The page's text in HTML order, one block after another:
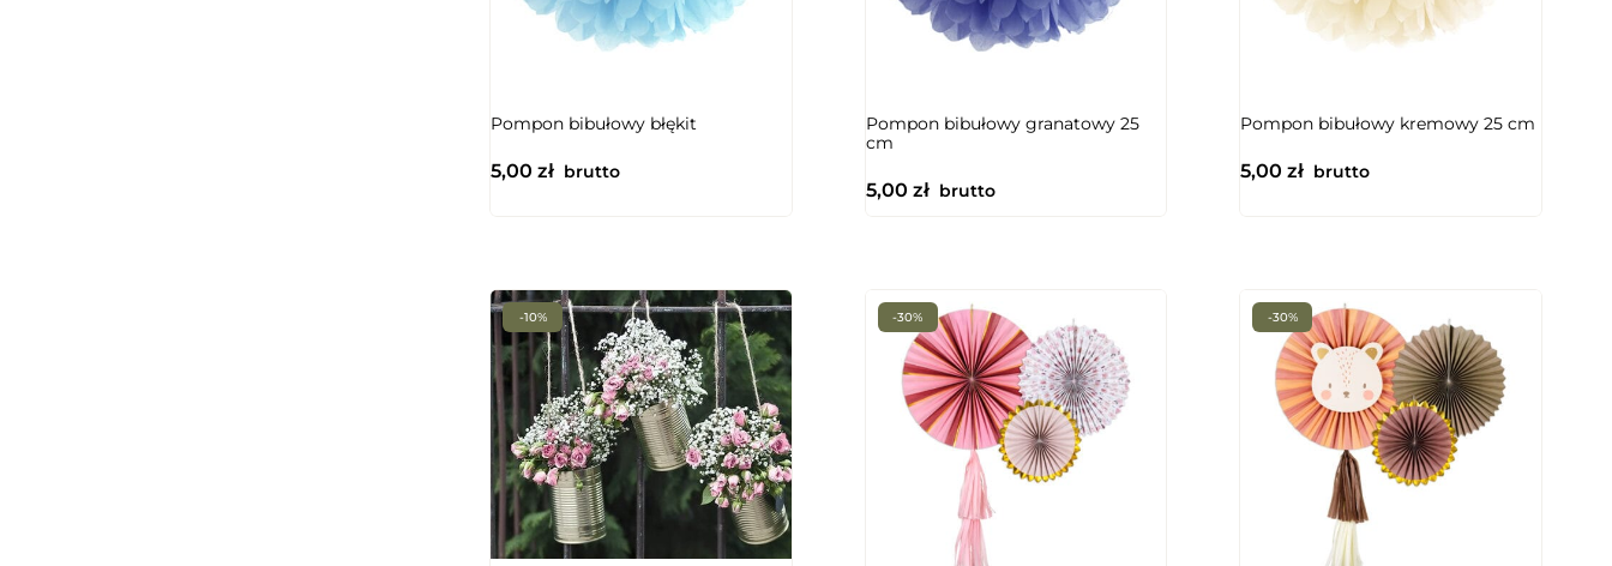
Pompon bibułowy błękit
5,00 zł brutto
Pompon bibułowy granatowy 25
cm
5,00 złbrutto
Pompon bibułowy kremowy 25 cm
5,00zł brutto
-10% -30% -30%